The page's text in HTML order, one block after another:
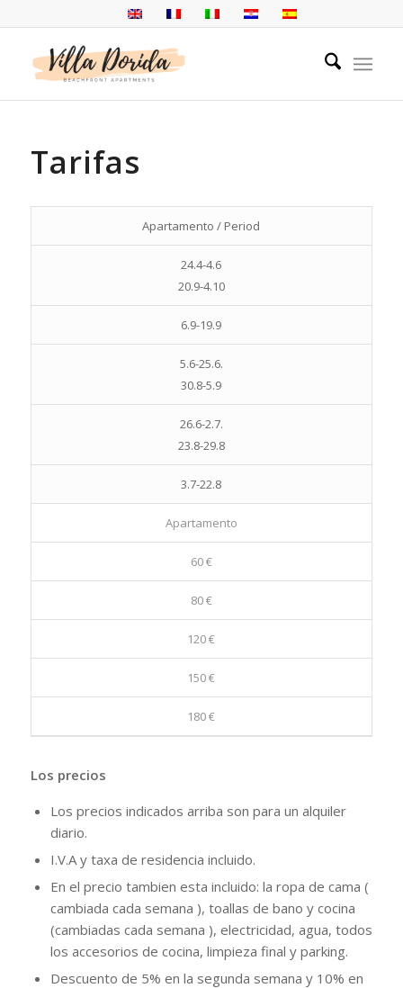
Tarifas
Apartamento / Period
24.4-4.6
20.9-4.10
6.9-19.9
5.6-25.6.
30.8-5.9
26.6-2.7.
23.8-29.8
3.7-22.8
Apartamento
60 €
80 €
120 €
150 €
180 €
Los precios
Los precios indicados arriba son para un alquiler
diario.
I.V.A y taxa de residencia incluido.
En el precio tambien esta incluido: la ropa de cama (
cambiada cada semana ), toallas de bano y cocina
(cambiadas cada semana ), electricidad, agua, todos
los accesorios de cocina, limpieza final y parking.
Descuento de 5% en la segunda semana y 10% en